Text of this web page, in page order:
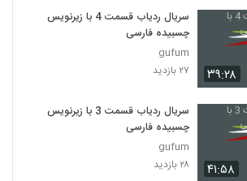
۳۹:۲۸
سریال ردیاب قسمت 4 با زیرنویس
چسبیده فارسی
gufum
۲۷ بازدید
۴۱:۵۸
سریال ردیاب قسمت 3 با زیرنویس
چسبیده فارسی
gufum
۲۸ بازدید